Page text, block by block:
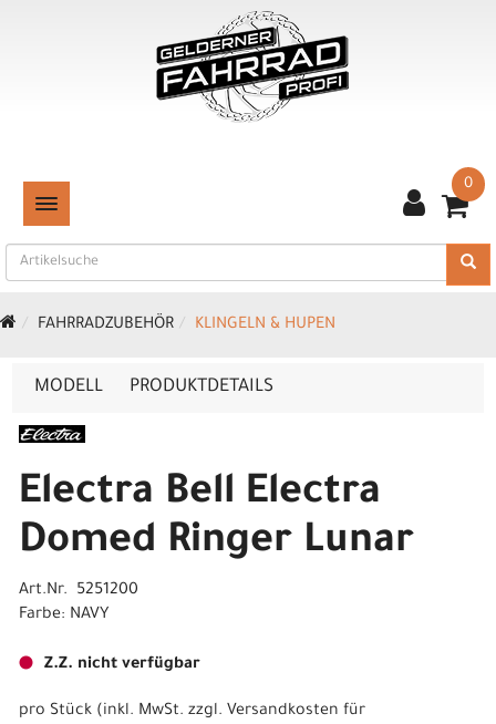
TOGGLE NAVIGATION
0
FAHRRADZUBEHÖR KLINGELN & HUPEN
MODELL PRODUKTDETAILS
Electra Bell Electra
Domed Ringer Lunar
Art.Nr. 5251200
Farbe: NAVY
Z.Z. nicht verfügbar
pro Stück (inkl. MwSt. zzgl. Versandkosten für